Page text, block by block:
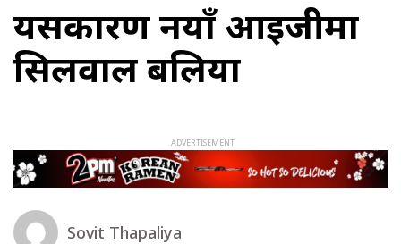
यसकारण नयाँ आइजीमा
सिलवाल बलिया
Sovit Thapaliya